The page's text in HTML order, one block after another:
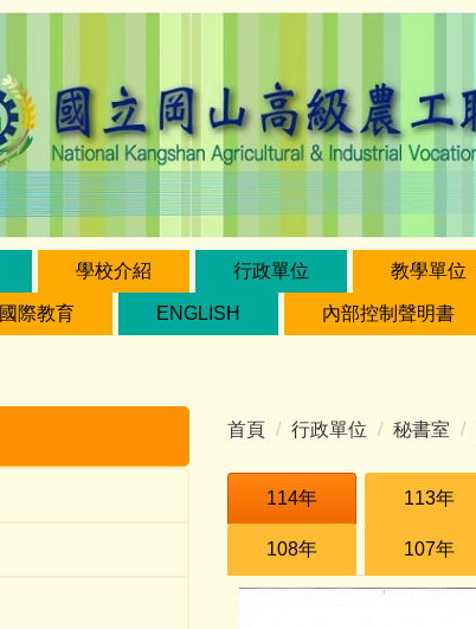
學校介紹 行政單位 教學單位
國際教育 ENGLISH 內部控制聲明書
首頁 行政單位 秘書室
114年 113年
108年 107年